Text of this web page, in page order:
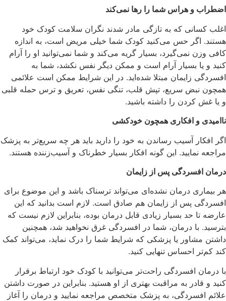
اضطراب و هراس شما را رها نمی‌کند
اغلب کسانی که به تازگی مادر شدند نگران سلامت کودک خود
هستند. اگر حس می‌کنید کودک شما خیلی مریض است، به اندازه
کافی وزن نمی‌گیرد، بسیار گریه می‌کند و شما نمی‌توانید او را آرام
کنید و یا بسیار آرام است و ممکن دیگر نفس نکشد، شما به
افسردگی زایمان مبتلا شده‌اید. در این شرایط ممکن است علائمی
همچون نبض سریع، تپش قلب، تنگی نفس، تعریق و ترس حمله قلبی
و یا غش کردن را داشته باشید.
ناامیدی و افکاری همچون خودکشی
اگر افکار آسیب رساندن به خود را دارید باید هر چه سریع‌تر به پزشک
مراجعه نمایید. این گونه افکار بسیار خطرناک و آسیب‌زننده هستند.
درمان افسردگی پس از زایمان
هر بیماری درمان نشده‌ای می‌تواند ترسناک باشد و این موضوع برای
افسردگی پس از زایمان هم صادق است. لازم است بدانید که این
عارضه تا حد بسیار زیادی قابل درمان بوده، بنابراین لازم نیست که
بترسید. با درمان، شما در افسردگی غرق نخواهید شد، همچنین
داشتن مشاور یا پزشکی که شرایط شما را درک نماید، می‌تواند کمک
کند کم‌تر احساس تنهایی کنید.
با درمان افسردگی راحت‌تر می‌توانید با کودک خود ارتباط برقرار
کنید و قادر به مراقبت بهتری از او هستید. بنابراین در صورت داشتن
علائم افسردگی، به پزشک متخصص مراجعه نمایید و درمان را آغاز